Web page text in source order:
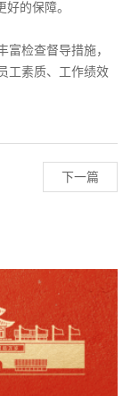
的保障。
富检查督导措施，
工素质、工作绩效
下一篇